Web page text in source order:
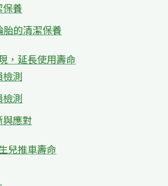
養
胎的清潔保養
，延長使用壽命
測
測
應對
兒推車壽命